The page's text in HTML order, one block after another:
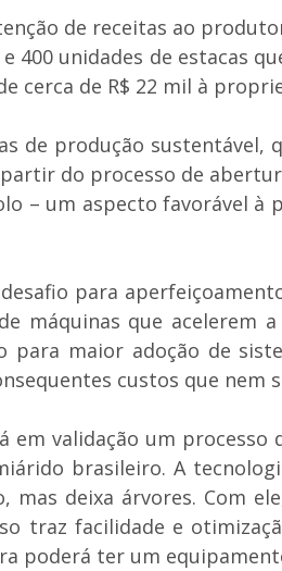
de receitas ao
400 unidades de estacas
cerca de R$ 22 mil à
de produção
do processo de
– um aspecto favorável à
para
máquinas que acelerem
maior adoção de
custos que
validação um
brasileiro. A
mas deixa árvores.
traz facilidade e
ter um